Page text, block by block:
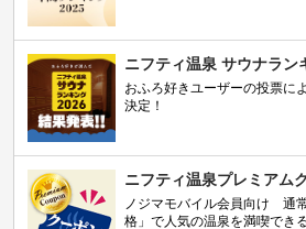
ニフティ温泉 サウナラン
おふろ好きユーザーの投票に
決定！
ニフティ温泉プレミアム
ノジマモバイル会員向け 通
格」で人気の温泉を満喫でき